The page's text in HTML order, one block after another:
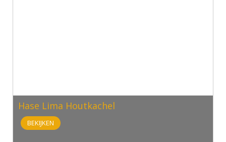
Hase Lima Houtkachel
BEKIJKEN